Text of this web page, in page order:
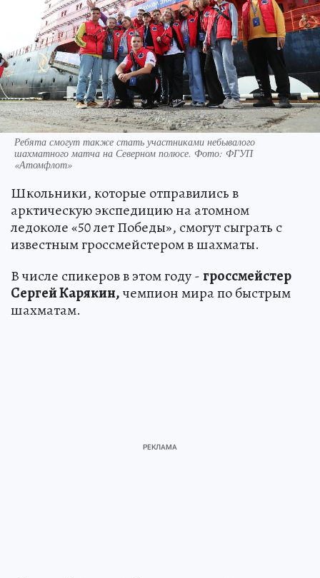
Ребята смогут также стать участниками небывалого
шахматного матча на Северном полюсе. Фото: ФГУП
«Атомфлот»
Школьники, которые отправились в
арктическую экспедицию на атомном
ледоколе «50 лет Победы», смогут сыграть с
известным гроссмейстером в шахматы.
В числе спикеров в этом году -гроссмейстер
Сергей Карякин,чемпион мира по быстрым
шахматам.